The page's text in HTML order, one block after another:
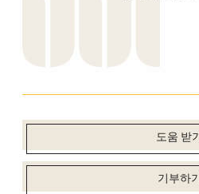
도움 받기
기부하기